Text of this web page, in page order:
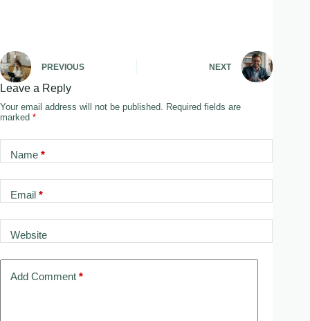
PREVIOUS NEXT
Leave a Reply
Your email address will not be published. Required fields are
marked *
Name *
Email *
Website
Add Comment *